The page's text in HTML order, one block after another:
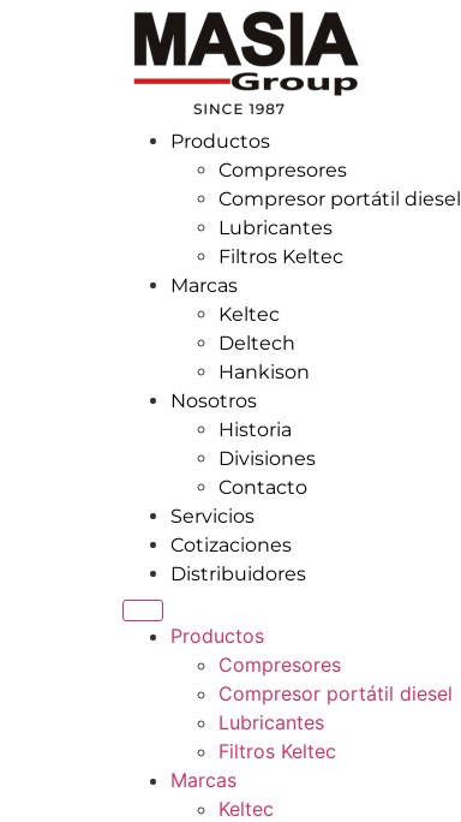
Productos
Compresores
Compresor portátil diesel
Lubricantes
Filtros Keltec
Marcas
Keltec
Deltech
Hankison
Nosotros
Historia
Divisiones
Contacto
Servicios
Cotizaciones
Distribuidores
Productos
Compresores
Compresor portátil diesel
Lubricantes
Filtros Keltec
Marcas
Keltec